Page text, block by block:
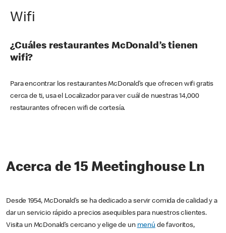
Wifi
¿Cuáles restaurantes McDonald’s tienen
wifi?
Para encontrar los restaurantes McDonald’s que ofrecen wifi gratis
cerca de ti, usa el Localizador para ver cuál de nuestras 14,000
restaurantes ofrecen wifi de cortesía.
Acerca de 15 Meetinghouse Ln
Desde 1954, McDonald’s se ha dedicado a servir comida de calidad y a
dar un servicio rápido a precios asequibles para nuestros clientes.
Visita un McDonald’s cercano y elige de un menú de favoritos,